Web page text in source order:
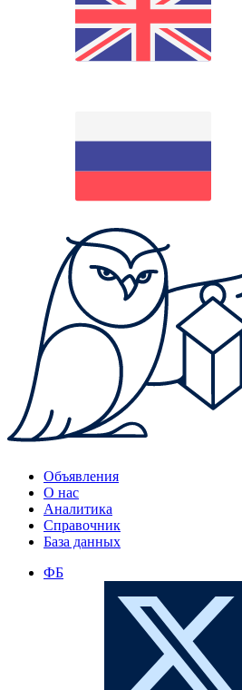
Объявления
О нас
Аналитика
Справочник
База данных
ФБ